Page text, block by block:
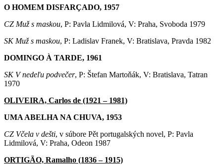
O HOMEM DISFARÇADO, 1957
CZ Muž s maskou, P: Pavla Lidmilová, V: Praha, Svoboda 1979
SK Muž s maskou, P: Ladislav Franek, V: Bratislava, Pravda 1982
DOMINGO À TARDE, 1961
SK V nedeľu podvečer, P: Štefan Martoňák, V: Bratislava, Tatran
1970
OLIVEIRA, Carlos de (1921 – 1981)
UMA ABELHA NA CHUVA, 1953
CZ Včela v dešti, v súbore Pět portugalských novel, P: Pavla
Lidmilová, V: Praha, Odeon 1987
ORTIGÃO, Ramalho (1836 – 1915)